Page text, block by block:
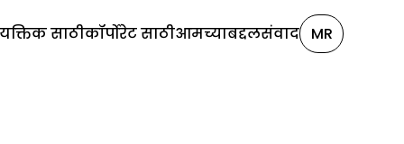
साठीकॉर्पोरेट साठीआमच्याबद्दलसंवाद MR